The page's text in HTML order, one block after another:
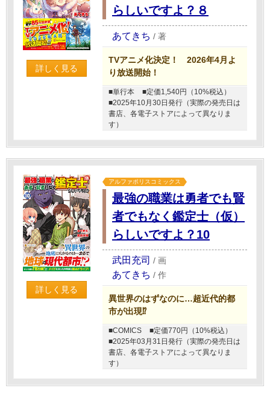
詳しく見る
らしいですよ？８
あてきち / 著
TVアニメ化決定！ 2026年4月よ
り放送開始！
■単行本
■定価1,540円（10%税込）
■2025年10月30日発行（実際の発売日は
書店、各電子ストアによって異なりま
す）
詳しく見る
アルファポリスコミックス
最強の職業は勇者でも賢
者でもなく鑑定士（仮）
らしいですよ？10
武田充司 / 画
あてきち / 作
異世界のはずなのに…超近代的都
市が出現⁉
■COMICS
■定価770円（10%税込）
■2025年03月31日発行（実際の発売日は
書店、各電子ストアによって異なりま
す）